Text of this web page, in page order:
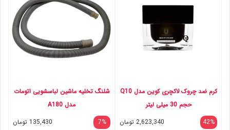
کرم ضد چروک لاکچری کوین مدل Q10
حجم 30 میلی لیتر
42%
2,623,340 تومان
شلنگ تخلیه ماشین لباسشویی اتومات
مدل A180
7%
135,430 تومان